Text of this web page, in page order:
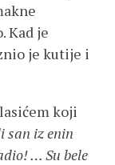
Kad je
je kutije i
koji
san iz enin
… Su bele